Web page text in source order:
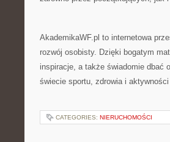
AkademikaWF.pl to internetowa
rozwój osobisty. Dzięki bogatym
inspiracje, a także świadomie dbać
świecie sportu, zdrowia i
CATEGORIES: NIERUCHOMOŚCI